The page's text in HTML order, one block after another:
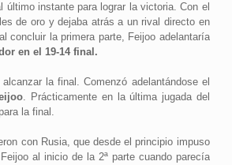
instante para lograr la victoria. Con el
de oro y dejaba atrás a un rival directo en
concluir la primera parte, Feijoo adelantaría
en el 19-14 final.
la final. Comenzó adelantándose el
. Prácticamente en la última jugada del
la final.
con Rusia, que desde el principio impuso
al inicio de la 2ª parte cuando parecía